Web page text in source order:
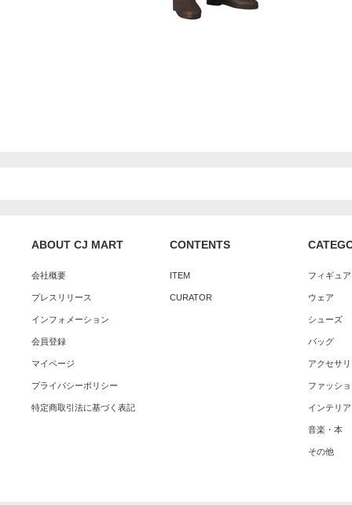
ABOUT CJ MART
会社概要
プレスリリース
インフォメーション
会員登録
マイページ
プライバシーポリシー
特定商取引法に基づく表記
CONTENTS
ITEM
CURATOR
フィギュ
ウェア
シューズ
バッグ
アクセサ
ファッシ
インテリア
音楽・本
その他